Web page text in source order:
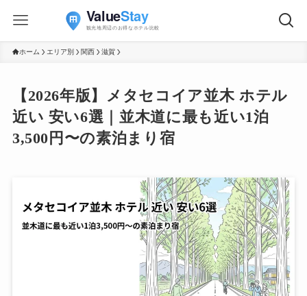
ホーム エリア別 関西 滋賀
【2026年版】メタセコイア並木 ホテル
近い 安い6選｜並木道に最も近い1泊
3,500円〜の素泊まり宿